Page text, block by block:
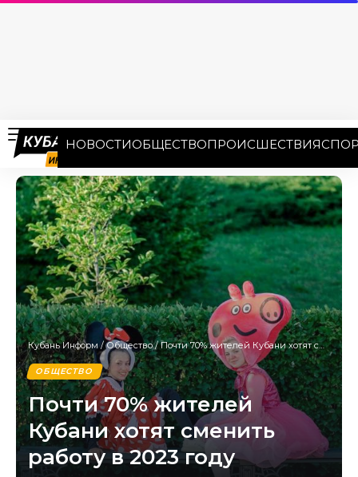
НОВОСТИОБЩЕСТВОПРОИСШЕСТВИЯ
Кубань Информ/Общество/Почти 70% жителей Кубани хотят сменить работу в 2023 году
ОБЩЕСТВО
Почти 70% жителей
Кубани хотят сменить
работу в 2023 году